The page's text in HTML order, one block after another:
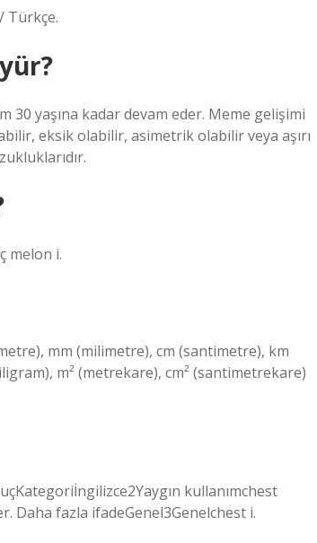
Türkçe.
yaşına kadar devam eder. Meme gelişimi
eksik olabilir, asimetrik olabilir veya aşırı
melon i.
mm (milimetre), cm (santimetre), km
m² (metrekare), cm² (santimetrekare)
kullanımchest
Daha fazla ifadeGenel3Genelchest i.